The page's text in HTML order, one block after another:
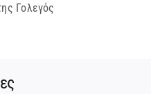
Γολεγός